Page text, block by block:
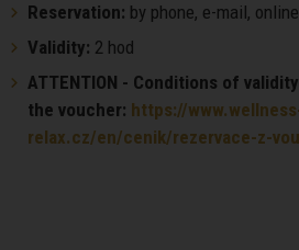
Reservation: by phone, e-mail,
Validity: 2 hod
ATTENTION - Conditions of
the voucher: https://
relax.cz/en/cenik/rezervace-z-